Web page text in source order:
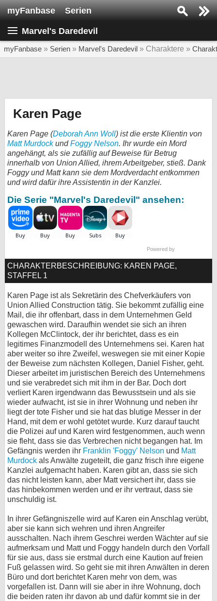
myFanbase Serien
Marvel's Daredevil
myFanbase » Serien » Marvel's Daredevil » Charaktere »
Karen Page
Karen Page (Deborah Ann Woll) ist die erste Klientin von
Matt MurdockundFoggy Nelson. Ihr wurde ein Mord
angehängt, als sie zufällig auf Beweise für Betrug
innerhalb von Union Allied, ihrem Arbeitgeber, stieß. Dank
Foggy und Matt kann sie dem Mordverdacht entkommen
und wird dafür ihre Assistentin in der Kanzlei.
Die Serie "Marvel's Daredevil" ansehen:
Powered by
CHARAKTERBESCHREIBUNG: KAREN PAGE,
STAFFEL 1
Karen Page ist als Sekretärin des Chefverkäufers von
Union Allied Construction tätig. Sie bekommt zufällig eine
Mail, die ihr offenbart, dass in dem Unternehmen Geld
gewaschen wird. Daraufhin wendet sie sich an ihren
Kollegen McClintock, der ihr berichtet, dass es ein
legitimes Finanzmodell des Unternehmens sei. Karen hat
aber weiter so ihre Zweifel, weswegen sie mit einer Kopie
der Beweise zum nächsten Kollegen, Daniel Fisher, geht.
Dieser arbeitet im juristischen Bereich des Unternehmens
und sie verabredet sich mit ihm in der Bar. Doch dort
verliert Karen irgendwann das Bewusstsein und als sie
wieder aufwacht, ist sie in ihrer Wohnung und neben ihr
liegt der tote Fisher und sie hat das blutige Messer in der
Hand, mit dem er wohl getötet wurde. Kurz darauf taucht
die Polizei auf und Karen wird festgenommen, auch wenn
sie fleht, dass sie das Verbrechen nicht begangen hat. Im
Gefängnis werden ihr Franklin 'Foggy' Nelson und Matt
Murdock als Anwälte zugeteilt, die ganz frisch ihre eigene
Kanzlei aufgemacht haben. Karen gibt an, dass sie sich
das nicht leisten kann, aber Matt versichert ihr, dass sie
das hinbekommen werden und er ihr vertraut, dass sie
unschuldig ist.
In ihrer Gefängniszelle wird auf Karen ein Anschlag verübt,
aber sie kann sich wehren und ihren Angreifer
ausschalten. Nach ihrem Geschrei werden Wächter auf sie
aufmerksam und Matt und Foggy handeln durch den Vorfall
für sie aus, dass sie erstmal durch eine Kaution auf freien
Fuß gelassen wird. So geht sie mit ihren Anwälten in deren
Büro und dort berichtet Karen mehr von dem, was
vorgefallen ist. Dann will sie aber in ihre Wohnung, doch
die beiden raten ihr davon ab und dafür kommt sie in der
Serie suchen...
SERIEN
KULTUR
Specials
SERVICE
Forum
bei X
bei Facebook
Kontakt
Nutzungsbedingungen
Datenschutz
Cookie-Einstellungen
Impressum
Desktop-Ansicht
myFanbase